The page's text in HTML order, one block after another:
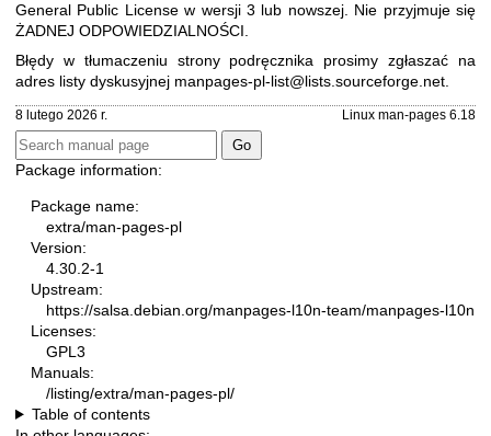
General Public License w wersji 3 lub nowszej. Nie przyjmuje się
ŻADNEJ ODPOWIEDZIALNOŚCI.
Błędy w tłumaczeniu strony podręcznika prosimy zgłaszać na
adres listy dyskusyjnej manpages-pl-list@lists.sourceforge.net.
8 lutego 2026 r. Linux man-pages 6.18
Package information:
Package name:
extra/man-pages-pl
Version:
4.30.2-1
Upstream:
https://salsa.debian.org/manpages-l10n-team/manpages-l10n
Licenses:
GPL3
Manuals:
/listing/extra/man-pages-pl/
Table of contents